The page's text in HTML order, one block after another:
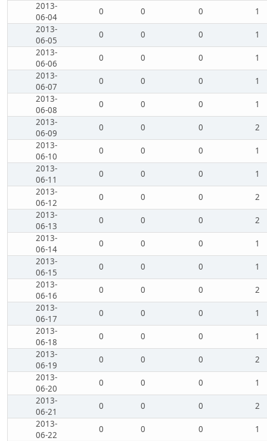
2013-
06-04
0 0 0
1
2013-
06-05
0 0 0
1
2013-
06-06
0 0 0
1
2013-
06-07
0 0 0
1
2013-
06-08
0 0 0
1
2013-
06-09
0 0 0
2
2013-
06-10
0 0 0
1
2013-
06-11
0 0 0
1
2013-
06-12
0 0 0
2
2013-
06-13
0 0 0
2
2013-
06-14
0 0 0
1
2013-
06-15
0 0 0
1
2013-
06-16
0 0 0
2
2013-
06-17
0 0 0
1
2013-
06-18
0 0 0
1
2013-
06-19
0 0 0
2
2013-
06-20
0 0 0
1
2013-
06-21
0 0 0
2
2013-
06-22
0 0 0
1